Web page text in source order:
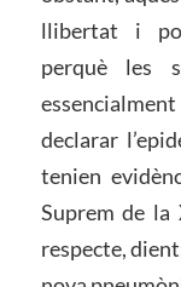
llibertat i
perquè les
declarar
tenien
Suprem de la
respecte,